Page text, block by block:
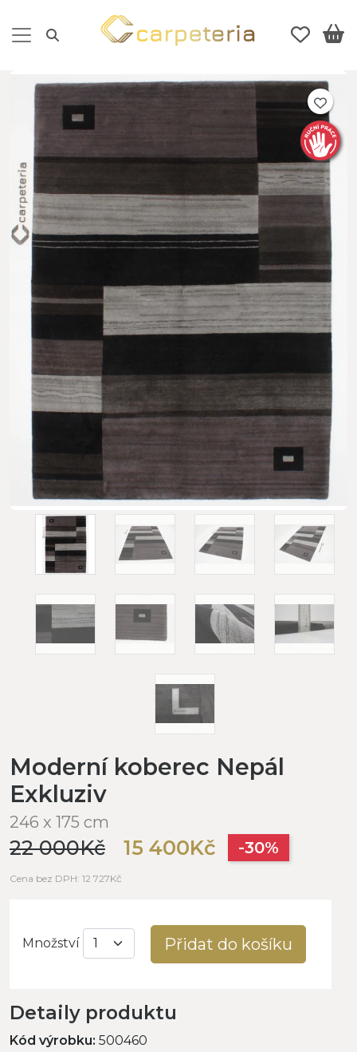
Moderní koberec Nepál
Exkluziv
246 x 175 cm
22 000Kč 15 400Kč -30%
Cena bez DPH: 12 727Kč
Množství Přidat do košíku
Detaily produktu
Kód výrobku: 500460